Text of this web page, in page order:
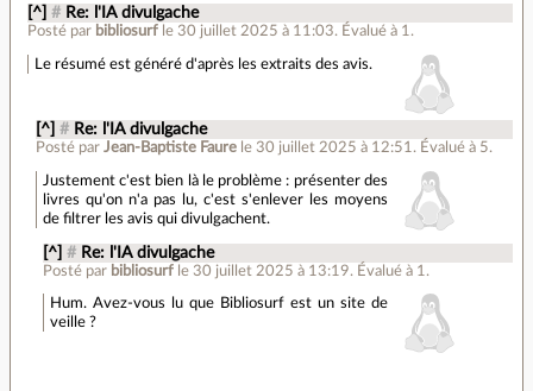
[^] # Re: l'IA divulgache
Posté par bibliosurf le 30 juillet 2025 à 11:03. Évalué à 1 .
Le résumé est généré d'après les extraits des avis.
[^] # Re: l'IA divulgache
Posté par Jean-Baptiste Faure le 30 juillet 2025 à 12:51 . Évalué à 5.
Justement c'est bien là le problème : présenter des
livres qu'on n'a pas lu, c'est s'enlever les moyens
de filtrer les avis qui divulgachent.
[^] # Re: l'IA divulgache
Posté par bibliosurf le 30 juillet 2025 à 13:19. Évalué à 1 .
Hum. Avez-vous lu que Bibliosurf est un site de
veille ?